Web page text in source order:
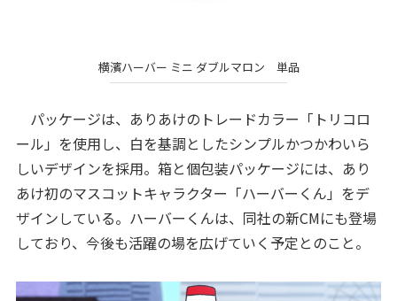
横濱ハーバー ミニ ダブルマロン 単品
パッケージは、ありあけのトレードカラー「トリコロ
ール」を使用し、白を基調としたシンプルかつかわいら
しいデザインを採用。箱と個包装パッケージには、あり
あけ初のマスコットキャラクター「ハーバーくん」をデ
ザインしている。ハーバーくんは、同社の新CMにも登場
しており、今後も活躍の場を広げていく予定とのこと。